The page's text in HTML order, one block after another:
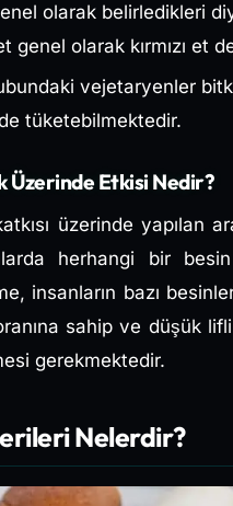
olarak belirledikleri
olarak kırmızı et
vejetaryenler
tüketebilmektedir.
Üzerinde Etkisi Nedir?
üzerinde yapılan
herhangi bir besin
insanların bazı
sahip ve düşük
gerekmektedir.
Nelerdir?